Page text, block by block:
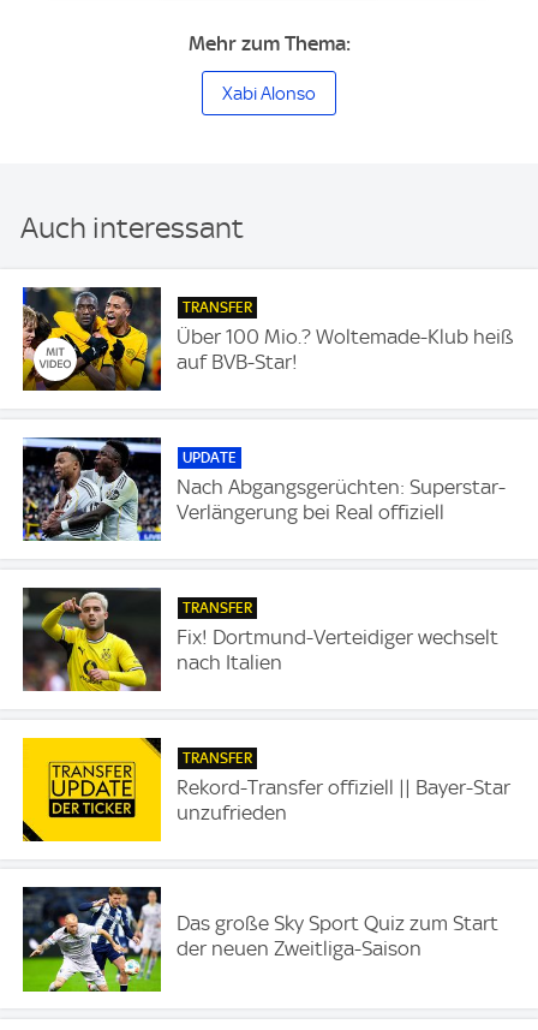
Mehr zum Thema:
Xabi Alonso
Auch interessant
TRANSFER
Über 100 Mio.? Woltemade-Klub heiß
auf BVB-Star!
UPDATE
Nach Abgangsgerüchten: Superstar-
Verlängerung bei Real offiziell
TRANSFER
Fix! Dortmund-Verteidiger wechselt
nach Italien
TRANSFER
Rekord-Transfer offiziell || Bayer-Star
unzufrieden
Das große Sky Sport Quiz zum Start
der neuen Zweitliga-Saison